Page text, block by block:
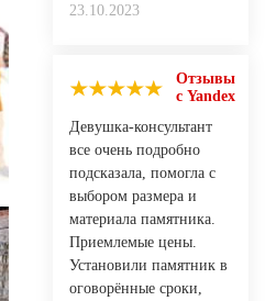
23.10.2023
Отзывы
с Yandex
Девушка-консультант
все очень подробно
подсказала, помогла с
выбором размера и
материала памятника.
Приемлемые цены.
Установили памятник в
оговорённые сроки,